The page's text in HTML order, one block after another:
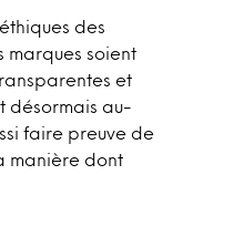
des
marques soient
et
désormais au-
faire preuve de
manière dont